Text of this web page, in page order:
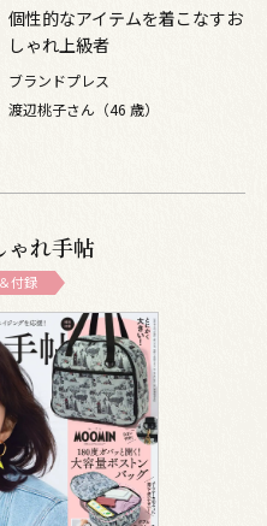
個性的なアイテムを着こなすお
しゃれ上級者
ブランドプレス
渡辺桃子さん（46 歳）
ゃれ手帖
付録